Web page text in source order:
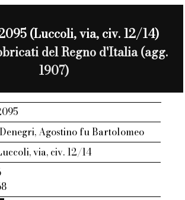
(Luccoli, via, civ. 12/14)
del Regno d'Italia (agg.
1907)
Denegri, Agostino fu Bartolomeo
via, civ. 12/14